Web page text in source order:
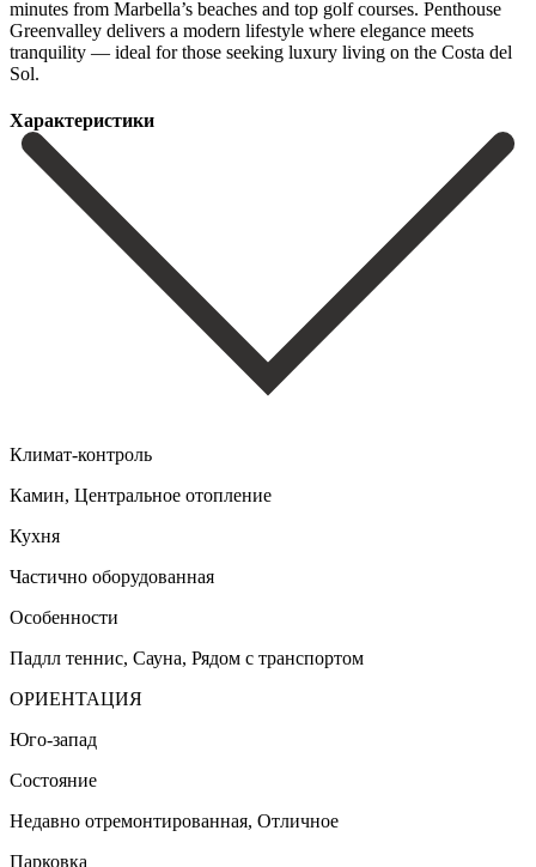
minutes ‌from ‌Marbella’s ‌beaches ‌and top ‌golf courses. ‌Penthouse
Greenvalley delivers a modern lifestyle where elegance ‌meets
tranquility ‌— ideal ‌for ‌those seeking ‌luxury ‌living ‌on ‌the ‌Costa ‌del
‌Sol.
Характеристики
Климат-контроль
Камин, Центральное отопление
Кухня
Частично оборудованная
Особенности
Падлл теннис, Сауна, Рядом с транспортом
ОРИЕНТАЦИЯ
Юго-запад
Состояние
Недавно отремонтированная, Отличное
Парковка